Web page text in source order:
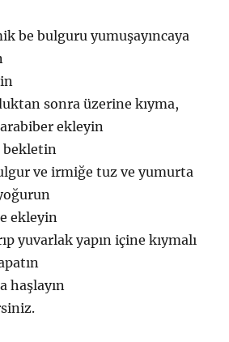
be bulguru yumuşayıncaya
sonra üzerine kıyma,
ekleyin
bekletin
ve irmiğe tuz ve yumurta
ekleyin
yuvarlak yapın içine kıymalı
haşlayın